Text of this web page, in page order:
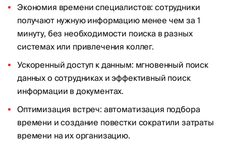
Экономия времени специалистов: сотрудники
получают нужную информацию менее чем за 1
минуту, без необходимости поиска в разных
системах или привлечения коллег.
Ускоренный доступ к данным: мгновенный поиск
данных о сотрудниках и эффективный поиск
информации в документах.
Оптимизация встреч: автоматизация подбора
времени и создание повестки сократили затраты
времени на их организацию.